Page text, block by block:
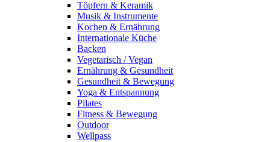
Töpfern & Keramik
Musik & Instrumente
Kochen & Ernährung
Internationale Küche
Backen
Vegetarisch / Vegan
Ernährung & Gesundheit
Gesundheit & Bewegung
Yoga & Entspannung
Pilates
Fitness & Bewegung
Outdoor
Wellpass